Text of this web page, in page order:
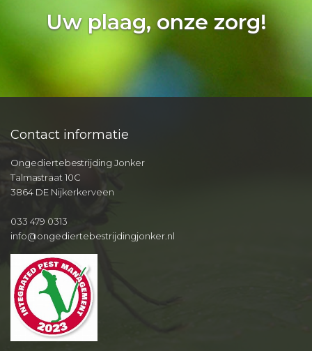
Uw plaag, onze zorg!
Contact informatie
Ongediertebestrijding Jonker
Talmastraat 10C
3864 DE Nijkerkerveen
033 479 0313
info@ongediertebestrijdingjonker.nl